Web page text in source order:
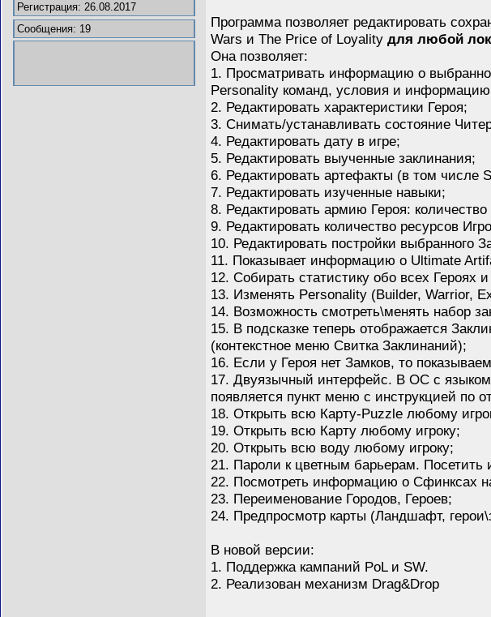
Регистрация: 26.08.2017
Сообщения: 19
Программа позволяет редактировать
Wars и The Price of Loyalityдля любой
Она позволяет:
1. Просматривать информацию о
Personality команд, условия и
2. Редактировать характеристики Героя;
3. Снимать/устанавливать состояние
4. Редактировать дату в игре;
5. Редактировать выученные заклинания;
6. Редактировать артефакты (в том числе
7. Редактировать изученные навыки;
8. Редактировать армию Героя:
9. Редактировать количество ресурсов
10. Редактировать постройки выбранного
11. Показывает информацию о Ultimate
12. Собирать статистику обо всех Героях
13. Изменять Personality (Builder, Warrior,
14. Возможность смотреть\менять набор
15. В подсказке теперь отображается
(контекстное меню Свитка Заклинаний);
16. Если у Героя нет Замков, то
17. Двуязычный интерфейс. В ОС с
появляется пункт меню с инструкцией по
18. Открыть всю Карту-Рuzzle любому
19. Открыть всю Карту любому игроку;
20. Открыть всю воду любому игроку;
21. Пароли к цветным барьерам. Посетить
22. Посмотреть информацию о Сфинксах
23. Переименование Городов, Героев;
24. Предпросмотр карты (Ландшафт,
В новой версии:
1. Поддержка кампаний PoL и SW.
2. Реализован механизм Drag&Drop